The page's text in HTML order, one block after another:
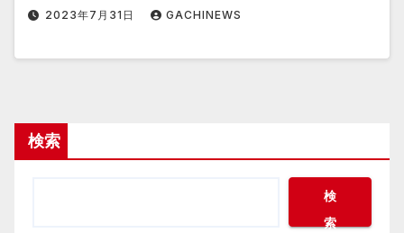
2023年7月31日 GACHINEWS
検索
検
索